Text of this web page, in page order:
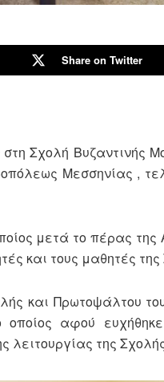
Share on Twitter
Σχολή Βυζαντινής
Μεσσηνίας ,
μετά το πέρας
και τους μαθητές
και Πρωτοψάλτου του
αφού
λειτουργίας της